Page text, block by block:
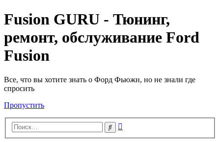
Fusion GURU - Тюнинг,
ремонт, обслуживание Ford
Fusion
Все, что вы хотите знать о Форд Фьюжн, но не знали где
спросить
Пропустить
Поиск